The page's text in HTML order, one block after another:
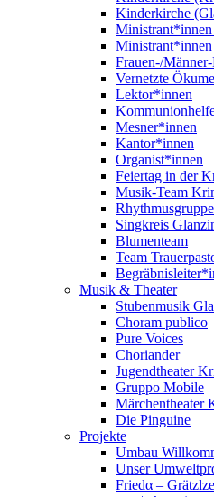
Kinderkirche
Frauen-/
Vernetzte
Lektor*innen
Mesner*innen
Kantor*innen
Organist*innen
Feiertag in der
Musik-Team
Singkreis
Blumenteam
Team
Musik & Theater
Stubenmusik
Choram publico
Pure Voices
Choriander
Jugendtheater
Gruppo Mobile
Märchentheater
Die Pinguine
Projekte
Umbau
Unser
Friedα –